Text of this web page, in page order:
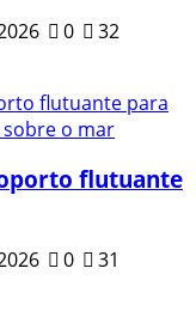
0 32
flutuante
0 31